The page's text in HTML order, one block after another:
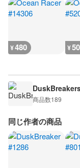
¥480 ¥
商品数189
同じ作者の商品